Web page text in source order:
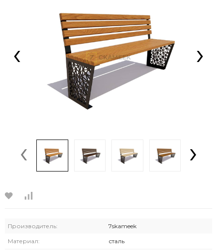
‹ ›
‹ ›
Производитель: 7skameek
Материал: сталь